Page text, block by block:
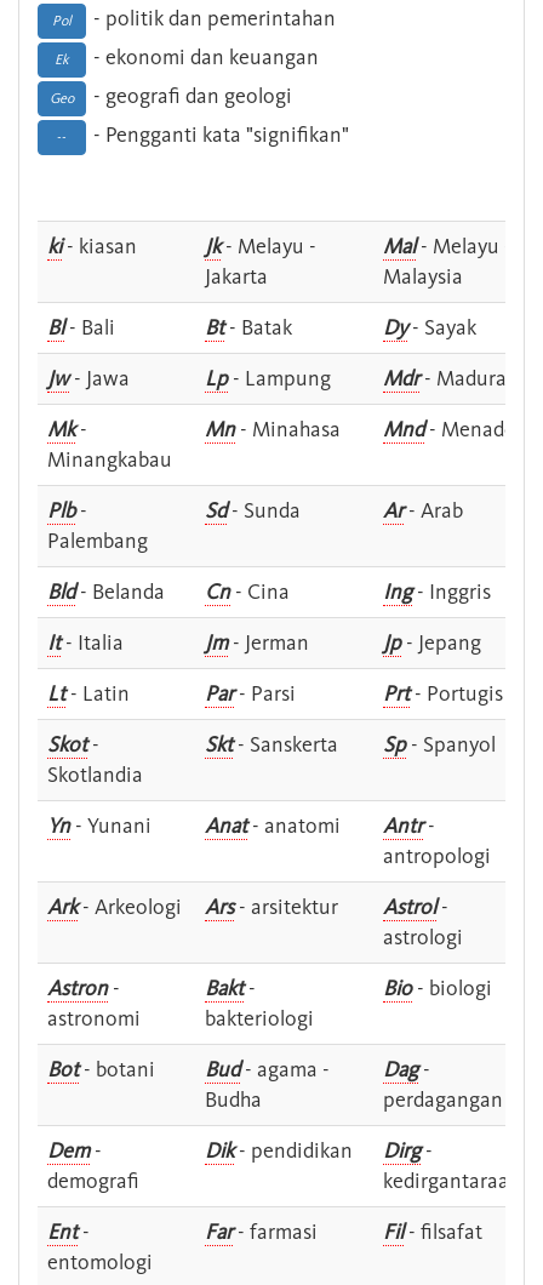
Pol - politik dan pemerintahan
Ek - ekonomi dan keuangan
Geo - geografi dan geologi
-- - Pengganti kata "signifikan"
ki- kiasan Jk- Melayu -
Jakarta
Mal- Melayu -
Malaysia
Bl- Bali Bt- Batak Dy- Sayak
Jw- Jawa Lp- Lampung Mdr- Madura
Mk-
Minangkabau
Mn- Minahasa Mnd- Menado
Plb-
Palembang
Sd- Sunda Ar- Arab
Bld- Belanda Cn- Cina Ing- Inggris
It- Italia Jm- Jerman Jp- Jepang
Lt- Latin Par- Parsi Prt- Portugis
Skot-
Skotlandia
Skt- Sanskerta Sp- Spanyol
Yn- Yunani Anat- anatomi Antr-
antropologi
Ark- Arkeologi Ars- arsitektur Astrol-
astrologi
Astron-
astronomi
Bakt-
bakteriologi
Bio- biologi
Bot- botani Bud- agama -
Budha
Dag-
perdagangan
Dem-
demografi
Dik- pendidikan Dirg-
kedirgantaraan
Ent-
entomologi
Far- farmasi Fil- filsafat